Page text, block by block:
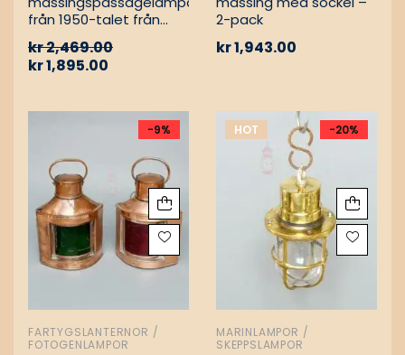
från 1950-talet från
kr2,469.00
kr1,895.00
2-pack
kr1,943.00
-9%
FARTYGSLANTERNOR /
FOTOGENLAMPOR
HOT -20%
MARINLAMPOR /
SKEPPSLAMPOR